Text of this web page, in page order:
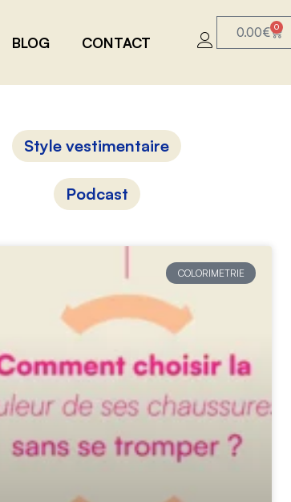
BLOG CONTACT
0.00€ 0
Style vestimentaire
Podcast
COLORIMETRIE